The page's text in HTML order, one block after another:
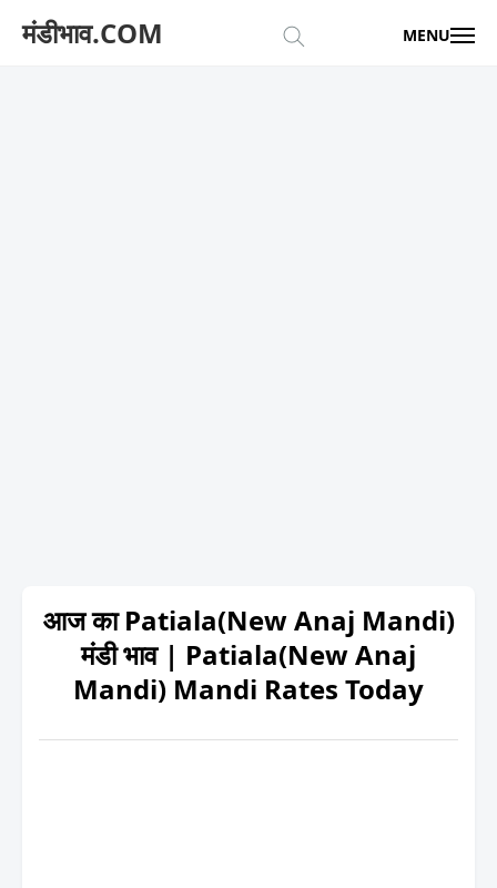
मंडीभाव.COM MENU
आज का Patiala(New Anaj Mandi)
मंडी भाव | Patiala(New Anaj
Mandi) Mandi Rates Today